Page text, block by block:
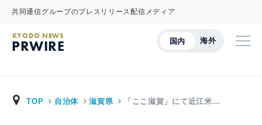
共同通信グループのプレスリリース配信メディア
国内 海外
KYODO NEWS
PRWIRE
TOP 自治体 滋賀県 「ここ滋賀」にて近江米…